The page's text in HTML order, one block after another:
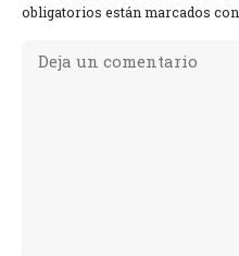
obligatorios están marcados con